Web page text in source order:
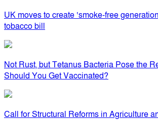
UK moves to create ‘smoke-free
tobacco bill
Not Rust, but Tetanus Bacteria Pose the
Should You Get Vaccinated?
Call for Structural Reforms in Agriculture